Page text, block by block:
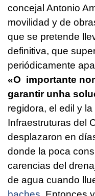
concejal Antonio
movilidad y de
que se pretende
definitiva, que
periódicamente
«O importante
garantir unha
regidora, el edil y
Infraestruturas del
desplazaron en
donde la poca
carencias del
de agua cuando